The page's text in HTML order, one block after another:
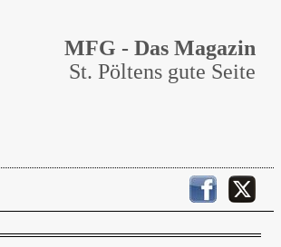
MFG - Das Magazin
St. Pöltens gute Seite